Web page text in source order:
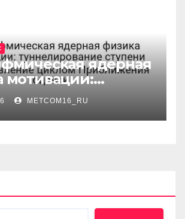
ядерная
мотивации:
ступени
циклом
оценки
METCOM16_RU